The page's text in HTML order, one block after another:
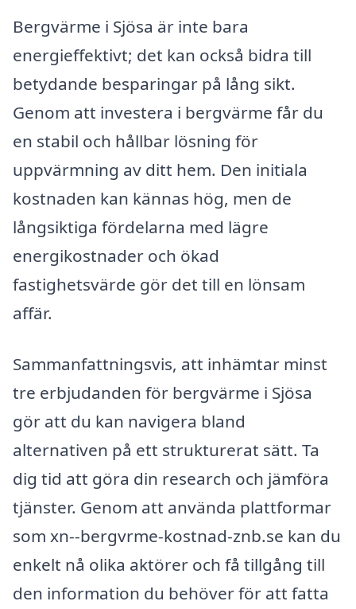
Bergvärme i Sjösa är inte bara
energieffektivt; det kan också bidra till
betydande besparingar på lång sikt.
Genom att investera i bergvärme får du
en stabil och hållbar lösning för
uppvärmning av ditt hem. Den initiala
kostnaden kan kännas hög, men de
långsiktiga fördelarna med lägre
energikostnader och ökad
fastighetsvärde gör det till en lönsam
affär.
Sammanfattningsvis, att inhämtar minst
tre erbjudanden för bergvärme i Sjösa
gör att du kan navigera bland
alternativen på ett strukturerat sätt. Ta
dig tid att göra din research och jämföra
tjänster. Genom att använda plattformar
som xn--bergvrme-kostnad-znb.se kan du
enkelt nå olika aktörer och få tillgång till
den information du behöver för att fatta